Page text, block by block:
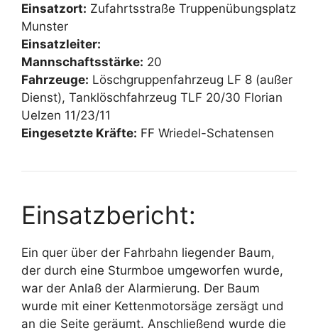
Einsatzort: Zufahrtsstraße Truppenübungsplatz
Munster
Einsatzleiter:
Mannschaftsstärke: 20
Fahrzeuge: Löschgruppenfahrzeug LF 8 (außer
Dienst), Tanklöschfahrzeug TLF 20/30 Florian
Uelzen 11/23/11
Eingesetzte Kräfte: FF Wriedel-Schatensen
Einsatzbericht:
Ein quer über der Fahrbahn liegender Baum,
der durch eine Sturmboe umgeworfen wurde,
war der Anlaß der Alarmierung. Der Baum
wurde mit einer Kettenmotorsäge zersägt und
an die Seite geräumt. Anschließend wurde die